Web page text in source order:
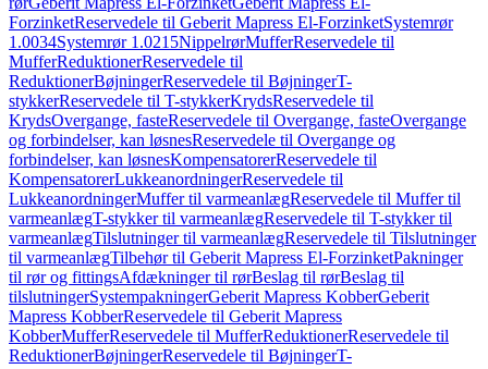
ForzinketReservedele til Geberit Mapress El-ForzinketSystemrør
1.0034Systemrør 1.0215NippelrørMufferReservedele til
MufferReduktionerReservedele til
ReduktionerBøjningerReservedele til BøjningerT-
stykkerReservedele til T-stykkerKrydsReservedele til
KrydsOvergange, fasteReservedele til Overgange, fasteOvergange
og forbindelser, kan løsnesReservedele til Overgange og
forbindelser, kan løsnesKompensatorerReservedele til
KompensatorerLukkeanordningerReservedele til
LukkeanordningerMuffer til varmeanlægReservedele til Muffer til
varmeanlægT-stykker til varmeanlægReservedele til T-stykker til
varmeanlægTilslutninger til varmeanlægReservedele til Tilslutninger
til varmeanlægTilbehør til Geberit Mapress El-ForzinketPakninger
til rør og fittingsAfdækninger til rørBeslag til rørBeslag til
tilslutningerSystempakningerGeberit Mapress KobberGeberit
Mapress KobberReservedele til Geberit Mapress
KobberMufferReservedele til MufferReduktionerReservedele til
ReduktionerBøjningerReservedele til BøjningerT-